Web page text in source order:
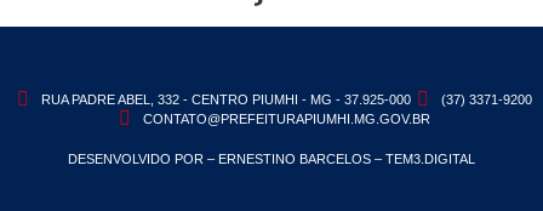
RUA PADRE ABEL, 332 - CENTRO PIUMHI - MG - 37.925-000
(37) 3371-9200
CONTATO@PREFEITURAPIUMHI.MG.GOV.BR
DESENVOLVIDO POR – ERNESTINO BARCELOS – TEM3.DIGITAL